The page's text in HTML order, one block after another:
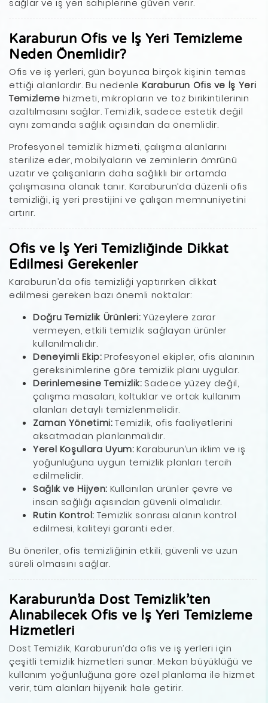
sağlar ve iş yeri sahiplerine güven verir.
Karaburun Ofis ve İş Yeri Temizleme
Neden Önemlidir?
Ofis ve iş yerleri, gün boyunca birçok kişinin temas
ettiği alanlardır. Bu nedenleKaraburun Ofis ve İş Yeri
Temizleme hizmeti, mikropların ve toz birikintilerinin
azaltılmasını sağlar. Temizlik, sadece estetik değil
aynı zamanda sağlık açısından da önemlidir.
Profesyonel temizlik hizmeti, çalışma alanlarını
sterilize eder, mobilyaların ve zeminlerin ömrünü
uzatır ve çalışanların daha sağlıklı bir ortamda
çalışmasına olanak tanır. Karaburun’da düzenli ofis
temizliği, iş yeri prestijini ve çalışan memnuniyetini
artırır.
Ofis ve İş Yeri Temizliğinde Dikkat
Edilmesi Gerekenler
Karaburun’da ofis temizliği yaptırırken dikkat
edilmesi gereken bazı önemli noktalar:
Doğru Temizlik Ürünleri:Yüzeylere zarar
vermeyen, etkili temizlik sağlayan ürünler
kullanılmalıdır.
Deneyimli Ekip:Profesyonel ekipler, ofis alanının
gereksinimlerine göre temizlik planı uygular.
Derinlemesine Temizlik:Sadece yüzey değil,
çalışma masaları, koltuklar ve ortak kullanım
alanları detaylı temizlenmelidir.
Zaman Yönetimi:Temizlik, ofis faaliyetlerini
aksatmadan planlanmalıdır.
Yerel Koşullara Uyum:Karaburun’un iklim ve iş
yoğunluğuna uygun temizlik planları tercih
edilmelidir.
Sağlık ve Hijyen:Kullanılan ürünler çevre ve
insan sağlığı açısından güvenli olmalıdır.
Rutin Kontrol:Temizlik sonrası alanın kontrol
edilmesi, kaliteyi garanti eder.
Bu öneriler, ofis temizliğinin etkili, güvenli ve uzun
süreli olmasını sağlar.
Karaburun’da Dost Temizlik’ten
Alınabilecek Ofis ve İş Yeri Temizleme
Hizmetleri
Dost Temizlik, Karaburun’da ofis ve iş yerleri için
çeşitli temizlik hizmetleri sunar. Mekan büyüklüğü ve
kullanım yoğunluğuna göre özel planlama ile hizmet
verir, tüm alanları hijyenik hale getirir.